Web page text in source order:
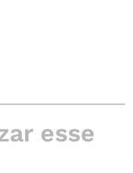
esse